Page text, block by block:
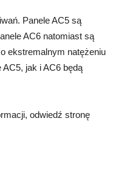
Panele AC5 są
AC6 natomiast są
ekstremalnym natężeniu
jak i AC6 będą
odwiedź stronę